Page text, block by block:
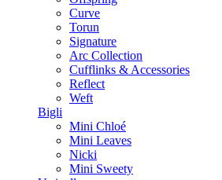
Curve
Torun
Signature
Arc Collection
Cufflinks & Accessories
Reflect
Weft
Bigli
Mini Chloé
Mini Leaves
Nicki
Mini Sweety